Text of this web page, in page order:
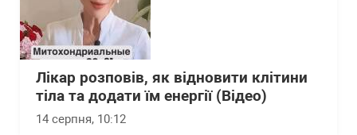
Лікар розповів, як відновити клітини
тіла та додати їм енергії (Відео)
14 серпня, 10:12